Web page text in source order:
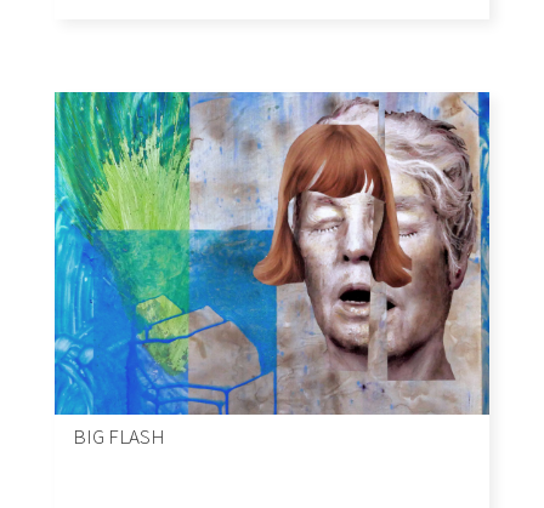
BIG FLASH